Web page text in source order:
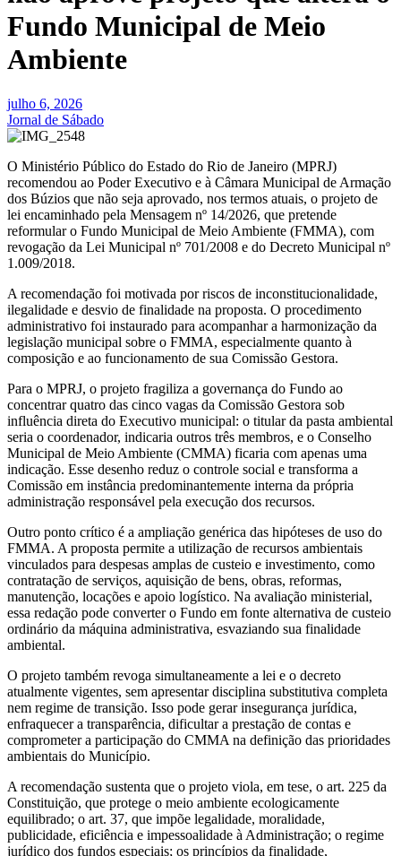
Fundo Municipal de Meio
Ambiente
julho 6, 2026
Jornal de Sábado
O Ministério Público do Estado do Rio de Janeiro (MPRJ)
recomendou ao Poder Executivo e à Câmara Municipal de Armação
dos Búzios que não seja aprovado, nos termos atuais, o projeto de
lei encaminhado pela Mensagem nº 14/2026, que pretende
reformular o Fundo Municipal de Meio Ambiente (FMMA), com
revogação da Lei Municipal nº 701/2008 e do Decreto Municipal nº
1.009/2018.
A recomendação foi motivada por riscos de inconstitucionalidade,
ilegalidade e desvio de finalidade na proposta. O procedimento
administrativo foi instaurado para acompanhar a harmonização da
legislação municipal sobre o FMMA, especialmente quanto à
composição e ao funcionamento de sua Comissão Gestora.
Para o MPRJ, o projeto fragiliza a governança do Fundo ao
concentrar quatro das cinco vagas da Comissão Gestora sob
influência direta do Executivo municipal: o titular da pasta ambiental
seria o coordenador, indicaria outros três membros, e o Conselho
Municipal de Meio Ambiente (CMMA) ficaria com apenas uma
indicação. Esse desenho reduz o controle social e transforma a
Comissão em instância predominantemente interna da própria
administração responsável pela execução dos recursos.
Outro ponto crítico é a ampliação genérica das hipóteses de uso do
FMMA. A proposta permite a utilização de recursos ambientais
vinculados para despesas amplas de custeio e investimento, como
contratação de serviços, aquisição de bens, obras, reformas,
manutenção, locações e apoio logístico. Na avaliação ministerial,
essa redação pode converter o Fundo em fonte alternativa de custeio
ordinário da máquina administrativa, esvaziando sua finalidade
ambiental.
O projeto também revoga simultaneamente a lei e o decreto
atualmente vigentes, sem apresentar disciplina substitutiva completa
nem regime de transição. Isso pode gerar insegurança jurídica,
enfraquecer a transparência, dificultar a prestação de contas e
comprometer a participação do CMMA na definição das prioridades
ambientais do Município.
A recomendação sustenta que o projeto viola, em tese, o art. 225 da
Constituição, que protege o meio ambiente ecologicamente
equilibrado; o art. 37, que impõe legalidade, moralidade,
publicidade, eficiência e impessoalidade à Administração; o regime
jurídico dos fundos especiais; os princípios da finalidade,